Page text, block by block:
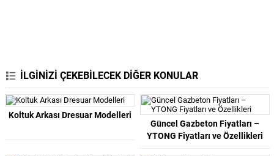
İLGİNİZİ ÇEKEBİLECEK DİĞER KONULAR
Koltuk Arkası Dresuar Modelleri
Güncel Gazbeton Fiyatları –
YTONG Fiyatları ve Özellikleri